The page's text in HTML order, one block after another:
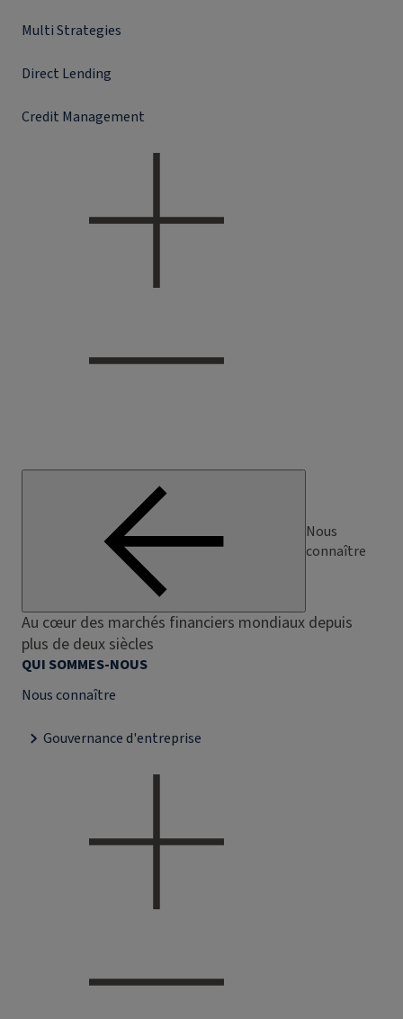
Multi Strategies
Direct Lending
Credit Management
Nous
connaître
Au cœur des marchés financiers mondiaux depuis
plus de deux siècles
QUI SOMMES-NOUS
Nous connaître
Gouvernance d'entreprise